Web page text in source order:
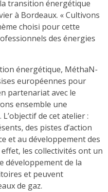
transition énergétique
à Bordeaux. « Cultivons
choisi pour cette
des énergies
énergétique, MéthaN-
européennes pour
partenariat avec le
ensemble une
de cet atelier :
des pistes d’action
et au développement des
les collectivités ont un
développement de la
et peuvent
de gaz.